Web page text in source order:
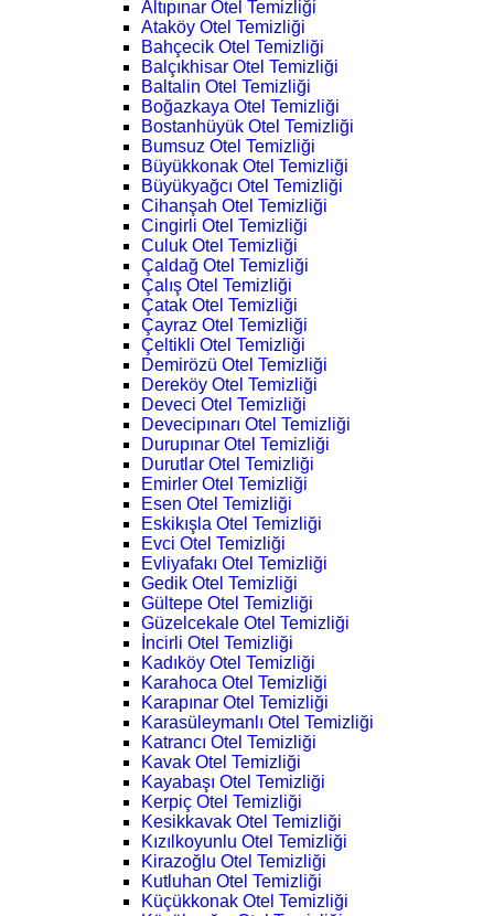
Altıpınar Otel Temizliği
Ataköy Otel Temizliği
Bahçecik Otel Temizliği
Balçıkhisar Otel Temizliği
Baltalin Otel Temizliği
Boğazkaya Otel Temizliği
Bostanhüyük Otel Temizliği
Bumsuz Otel Temizliği
Büyükkonak Otel Temizliği
Büyükyağcı Otel Temizliği
Cihanşah Otel Temizliği
Cingirli Otel Temizliği
Culuk Otel Temizliği
Çaldağ Otel Temizliği
Çalış Otel Temizliği
Çatak Otel Temizliği
Çayraz Otel Temizliği
Çeltikli Otel Temizliği
Demirözü Otel Temizliği
Dereköy Otel Temizliği
Deveci Otel Temizliği
Devecipınarı Otel Temizliği
Durupınar Otel Temizliği
Durutlar Otel Temizliği
Emirler Otel Temizliği
Esen Otel Temizliği
Eskikışla Otel Temizliği
Evci Otel Temizliği
Evliyafakı Otel Temizliği
Gedik Otel Temizliği
Gültepe Otel Temizliği
Güzelcekale Otel Temizliği
İncirli Otel Temizliği
Kadıköy Otel Temizliği
Karahoca Otel Temizliği
Karapınar Otel Temizliği
Karasüleymanlı Otel Temizliği
Katrancı Otel Temizliği
Kavak Otel Temizliği
Kayabaşı Otel Temizliği
Kerpiç Otel Temizliği
Kesikkavak Otel Temizliği
Kızılkoyunlu Otel Temizliği
Kirazoğlu Otel Temizliği
Kutluhan Otel Temizliği
Küçükkonak Otel Temizliği